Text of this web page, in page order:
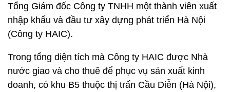
Tổng Giám đốc Công ty TNHH một thành viên xuất
nhập khẩu và đầu tư xây dựng phát triển Hà Nội
(Công ty HAIC).
Trong tổng diện tích mà Công ty HAIC được Nhà
nước giao và cho thuê để phục vụ sản xuất kinh
doanh, có khu B5 thuộc thị trấn Cầu Diễn (Hà Nội),